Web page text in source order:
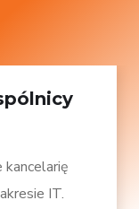
IT.